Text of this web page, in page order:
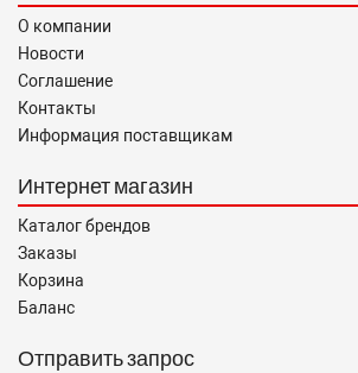
О компании
Новости
Соглашение
Контакты
Информация поставщикам
Интернет магазин
Каталог брендов
Заказы
Корзина
Баланс
Отправить запрос